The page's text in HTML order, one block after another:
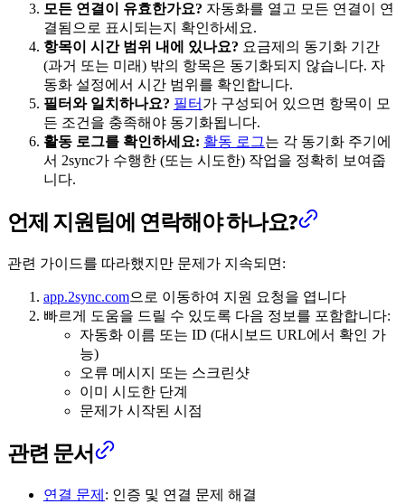
모든 연결이 유효한가요? 자동화를 열고 모든 연결이 연
결됨으로 표시되는지 확인하세요.
항목이 시간 범위 내에 있나요? 요금제의 동기화 기간
(과거 또는 미래) 밖의 항목은 동기화되지 않습니다. 자
동화 설정에서 시간 범위를 확인합니다.
필터와 일치하나요? 필터 가 구성되어 있으면 항목이 모
든 조건을 충족해야 동기화됩니다.
활동 로그를 확인하세요: 활동 로그는 각 동기화 주기에
서 2sync가 수행한 (또는 시도한) 작업을 정확히 보여줍
니다.
언제 지원팀에 연락해야 하나요?
관련 가이드를 따라했지만 문제가 지속되면:
app.2sync.com으로 이동하여 지원 요청을 엽니다
빠르게 도움을 드릴 수 있도록 다음 정보를 포함합니다:
자동화 이름 또는 ID (대시보드 URL에서 확인 가
능)
오류 메시지 또는 스크린샷
이미 시도한 단계
문제가 시작된 시점
관련 문서
연결 문제 : 인증 및 연결 문제 해결